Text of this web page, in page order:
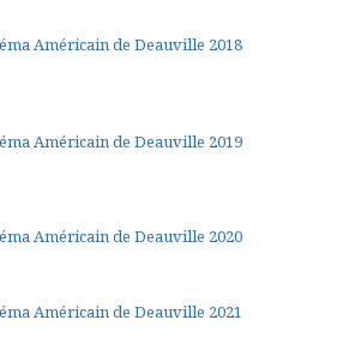
Américain de Deauville 2018
Américain de Deauville 2019
Américain de Deauville 2020
Américain de Deauville 2021